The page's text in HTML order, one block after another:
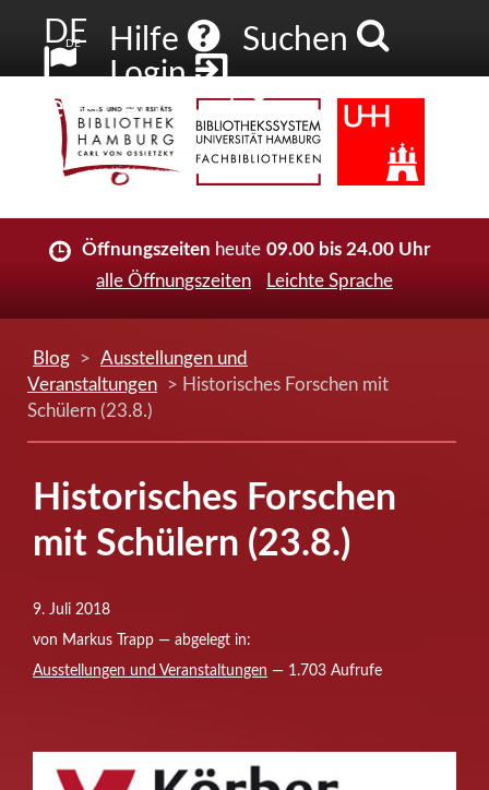
DE
DE Hilfe
Suchen
Login
Neuer Account
Öffnungszeiten heute 09.00 bis 24.00 Uhr
alle Öffnungszeiten
Leichte Sprache
Blog > Ausstellungen und
Veranstaltungen
> Historisches Forschen mit
Schülern (23.8.)
Historisches Forschen
mit Schülern (23.8.)
9. Juli 2018
von Markus Trapp — abgelegt in:
Ausstellungen und Veranstaltungen — 1.703 Aufrufe